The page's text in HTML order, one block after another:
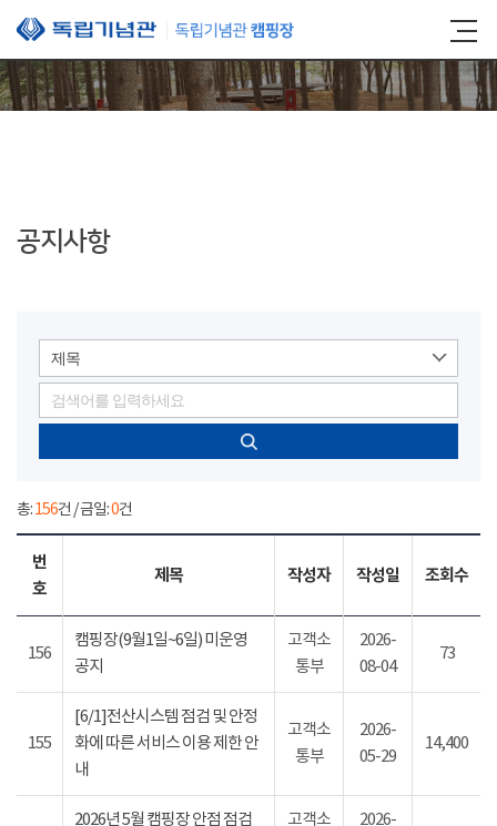
본문 바로가기
공지사항
제목
총:156건 / 금일:0건
번
호
제목 작성자 작성일 조회수
156
캠핑장(9월1일~6일) 미운영
공지
고객소
통부
2026-
08-04
73
155
[6/1]전산시스템 점검 및 안정
화에 따른 서비스 이용 제한 안
내
고객소
통부
2026-
05-29
14,400
2026년 5월 캠핑장 안점 점검
고객소
2026-